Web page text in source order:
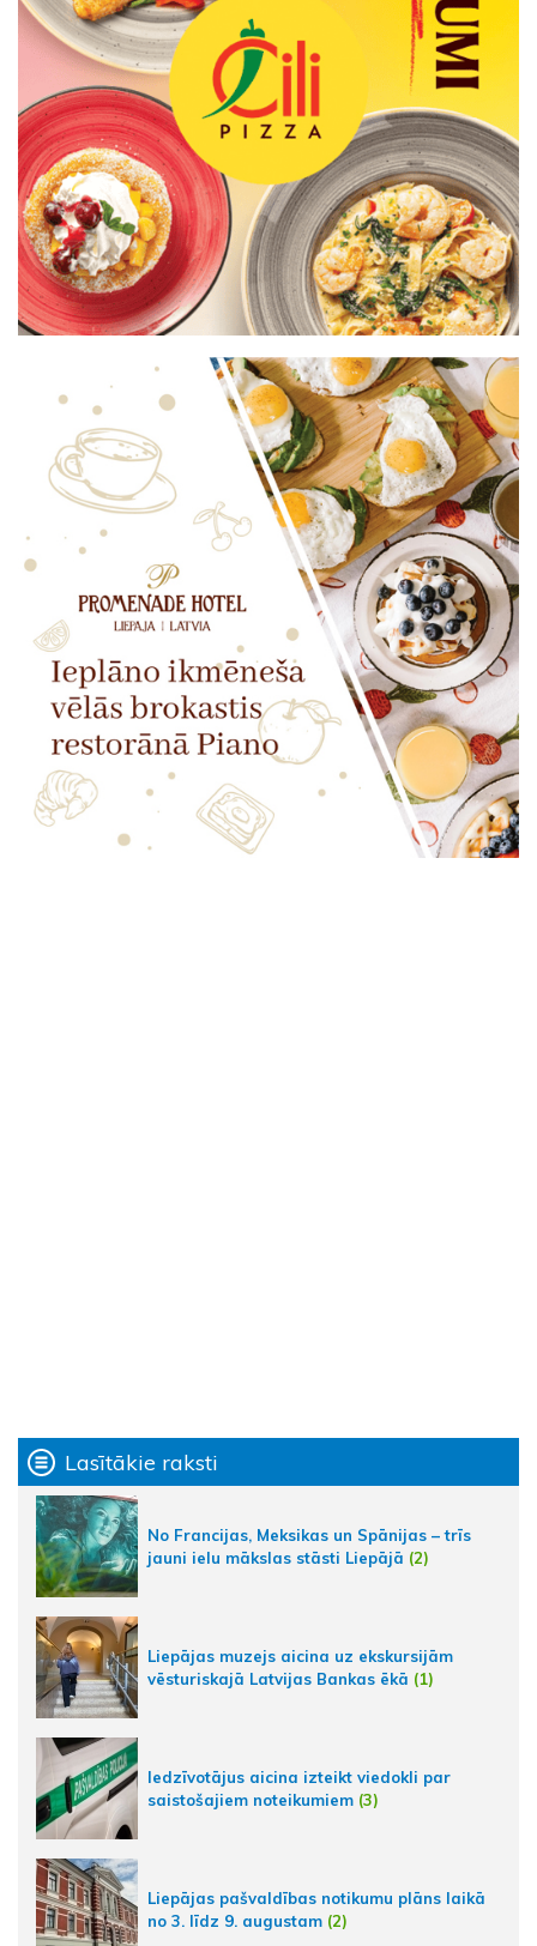
Lasītākie raksti
No Francijas, Meksikas un Spānijas – trīs
jauni ielu mākslas stāsti Liepājā (2)
Liepājas muzejs aicina uz ekskursijām
vēsturiskajā Latvijas Bankas ēkā (1)
Iedzīvotājus aicina izteikt viedokli par
saistošajiem noteikumiem (3)
Liepājas pašvaldības notikumu plāns laikā
no 3. līdz 9. augustam (2)